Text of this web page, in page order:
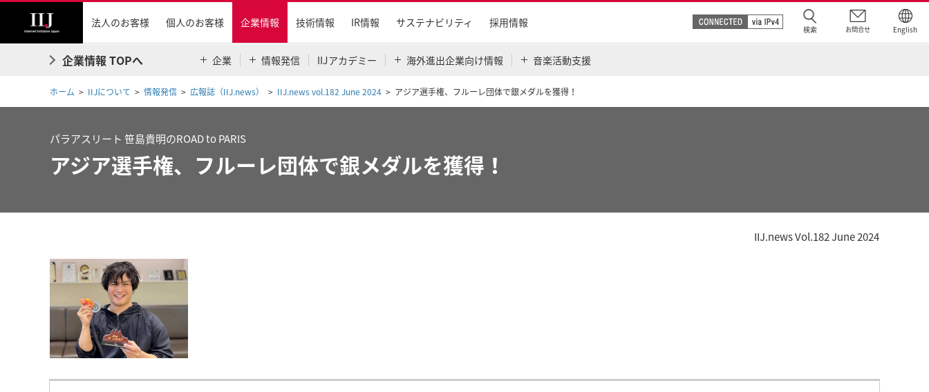
法人のお客様 個人のお客様 企業情報 技術情報 IR情報 サステナビリティ 採用情報
検索 お問合せ English
企業情報 TOPへ 企業 情報発信 IIJアカデミー 海外進出企業向け情報 音楽活動支援
ホーム IIJについて 情報発信 広報誌（IIJ.news） IIJ.news vol.182 June 2024 アジア選手権、フルーレ団体で銀メダルを獲得！
パラアスリート 笹島貴明のROAD to PARIS
アジア選手権、フルーレ団体で銀メダルを獲得！
IIJ.news Vol.182 June 2024